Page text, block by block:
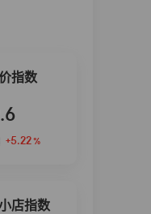
指数
+5.22%
店指数